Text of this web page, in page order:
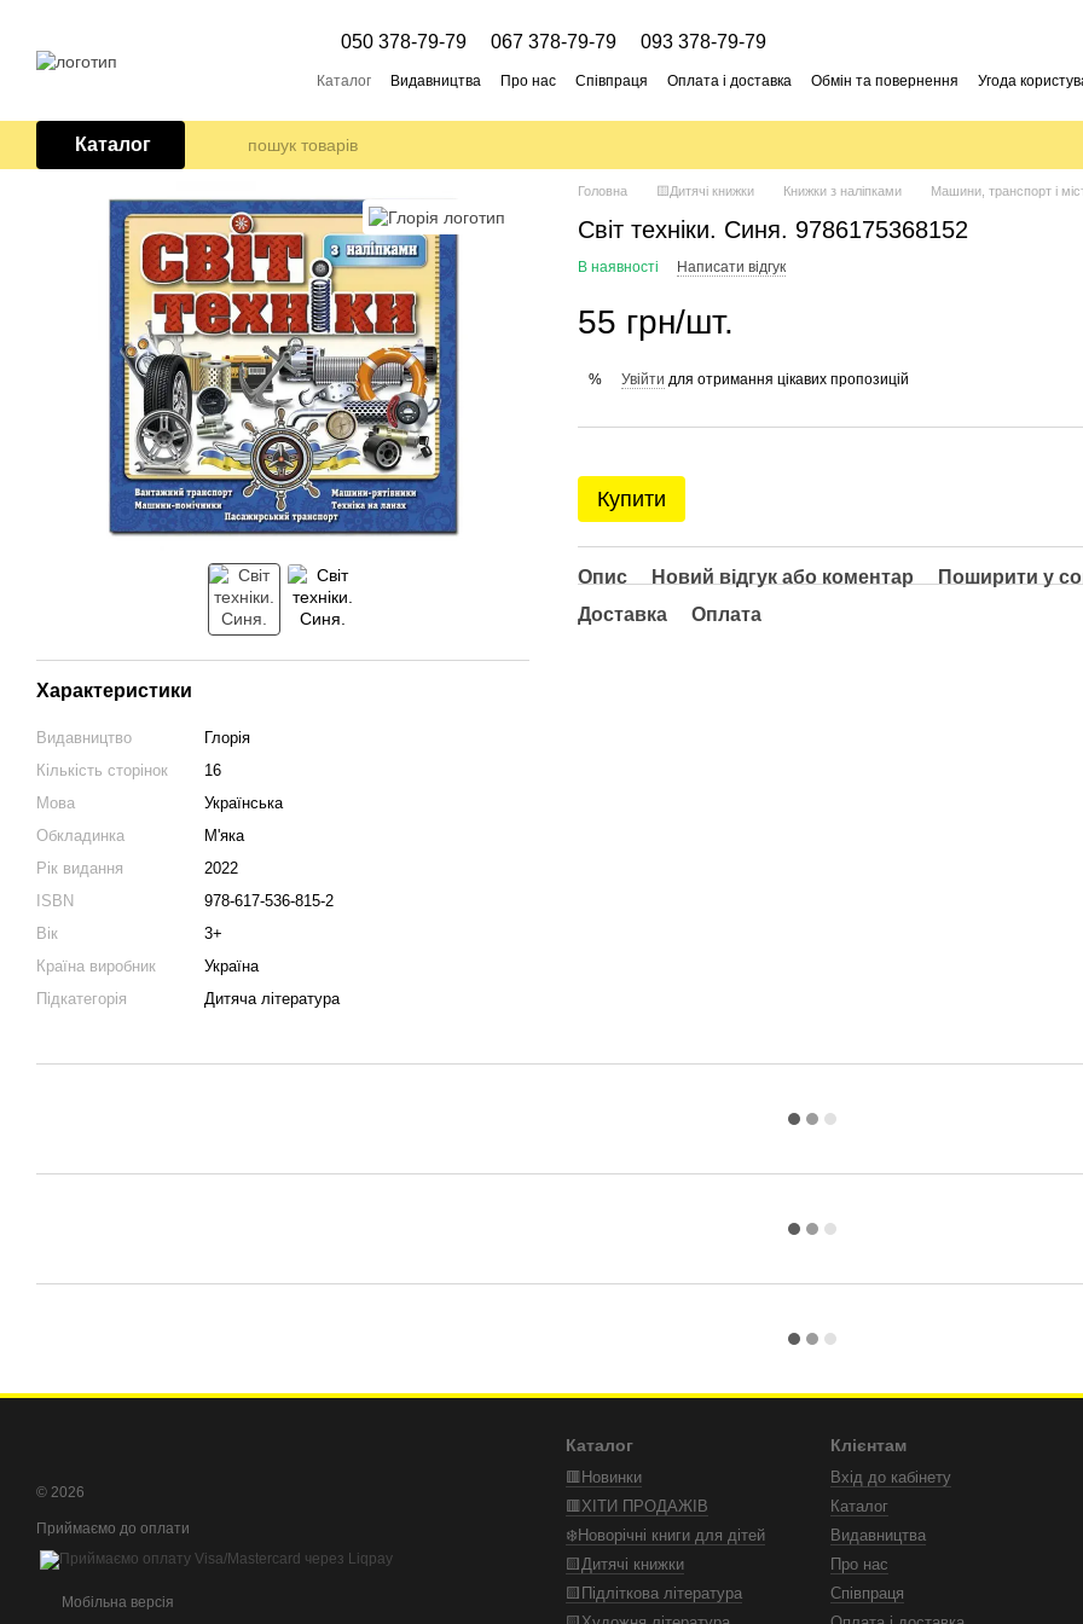
050 378-79-79 067 378-79-79 093 378-79-79
Каталог Видавництва Про нас Співпраця Оплата і доставка Обмін та повернення Угода
Каталог
Характеристики
Видавництво
Глорія
Кількість сторінок
16
Мова
Українська
Обкладинка
М'яка
Рік видання
2022
ISBN
978-617-536-815-2
Вік
3+
Країна виробник
Україна
Підкатегорія
Дитяча література
Головна 🟨Дитячі книжки Книжки з наліпками Машини, транспорт і
Світ техніки. Синя. 9786175368152
В наявності Написати відгук
55 грн/шт.
% Увійти для отримання цікавих пропозицій
Купити
Опис Новий відгук або коментар
Поширити у
Доставка
Оплата
© 2026
Приймаємо до оплати
Мобільна версія
Каталог
🟥Новинки
🟥ХІТИ ПРОДАЖІВ
❄️Новорічні книги для дітей
🟨Дитячі книжки
🟨Підліткова література
Клієнтам
Вхід до кабінету
Каталог
Видавництва
Про нас
Співпраця